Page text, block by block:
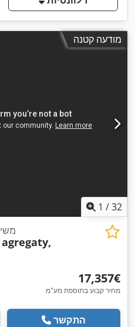
מודעה קטנה
1 /32
agregaty,
‏17,357 ‏€
מחיר קבוע בתוספת מע"מ
התקשר